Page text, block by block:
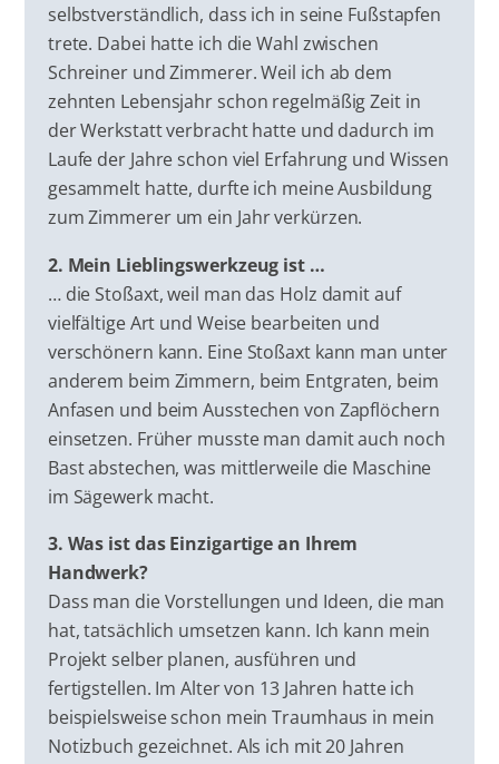
selbstverständlich, dass ich in seine Fußstapfen
trete. Dabei hatte ich die Wahl zwischen
Schreiner und Zimmerer. Weil ich ab dem
zehnten Lebensjahr schon regelmäßig Zeit in
der Werkstatt verbracht hatte und dadurch im
Laufe der Jahre schon viel Erfahrung und Wissen
gesammelt hatte, durfte ich meine Ausbildung
zum Zimmerer um ein Jahr verkürzen.
2. Mein Lieblingswerkzeug ist …
… die Stoßaxt, weil man das Holz damit auf
vielfältige Art und Weise bearbeiten und
verschönern kann. Eine Stoßaxt kann man unter
anderem beim Zimmern, beim Entgraten, beim
Anfasen und beim Ausstechen von Zapflöchern
einsetzen. Früher musste man damit auch noch
Bast abstechen, was mittlerweile die Maschine
im Sägewerk macht.
3. Was ist das Einzigartige an Ihrem
Handwerk?
Dass man die Vorstellungen und Ideen, die man
hat, tatsächlich umsetzen kann. Ich kann mein
Projekt selber planen, ausführen und
fertigstellen. Im Alter von 13 Jahren hatte ich
beispielsweise schon mein Traumhaus in mein
Notizbuch gezeichnet. Als ich mit 20 Jahren